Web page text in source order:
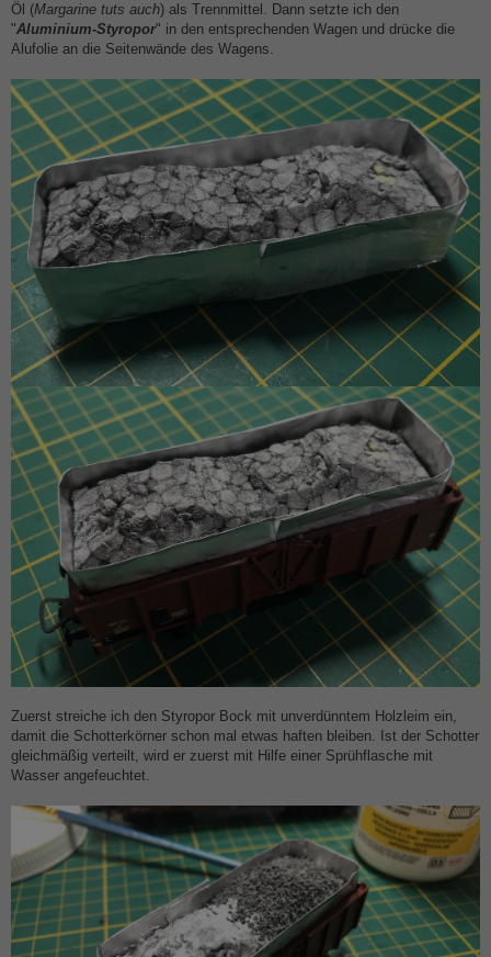
Öl (Margarine tuts auch) als Trennmittel. Dann setzte ich den
"Aluminium-Styropor" in den entsprechenden Wagen und drücke die
Alufolie an die Seitenwände des Wagens.
Zuerst streiche ich den Styropor Bock mit unverdünntem Holzleim ein,
damit die Schotterkörner schon mal etwas haften bleiben. Ist der Schotter
gleichmäßig verteilt, wird er zuerst mit Hilfe einer Sprühflasche mit
Wasser angefeuchtet.